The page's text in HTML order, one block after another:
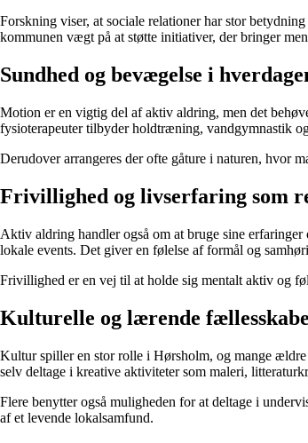
Forskning viser, at sociale relationer har stor
kommunen vægt på at støtte initiativer, der bringer
Sundhed og bevægelse i
Motion er en vigtig del af aktiv aldring, men det
fysioterapeuter tilbyder holdtræning, vandgymnastik
Derudover arrangeres der ofte gåture i naturen, hvor
Frivillighed og livserfaring som
Aktiv aldring handler også om at bruge sine
lokale events. Det giver en følelse af formål og
Frivillighed er en vej til at holde sig mentalt aktiv og
Kulturelle og lærende
Kultur spiller en stor rolle i Hørsholm, og mange
selv deltage i kreative aktiviteter som maleri,
Flere benytter også muligheden for at deltage i
af et levende lokalsamfund.